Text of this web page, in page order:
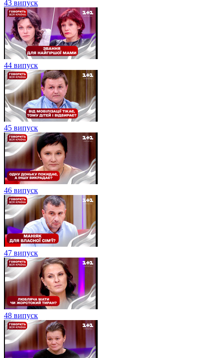
43 випуск
44 випуск
45 випуск
46 випуск
47 випуск
48 випуск